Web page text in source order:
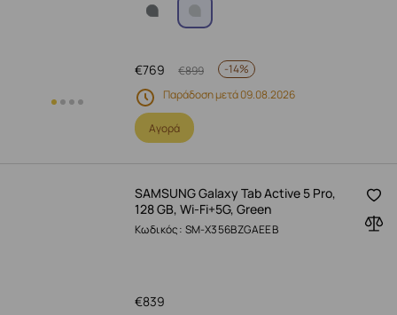
769
€ 899
€ -14%
Παράδοση μετά 09.08.2026
Αγορά
SAMSUNG Galaxy Tab Active 5 Pro,
128 GB, Wi-Fi+5G, Green
Κωδικός: SM-X356BZGAEEB
839
€